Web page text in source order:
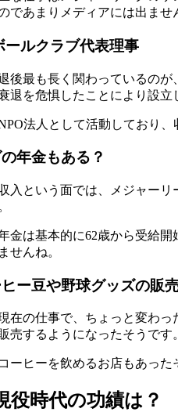
であまりメディアには出ませ
ルクラブ代表理事
後最も長く関わっているの
退を危惧したことにより設
法人として活動しており
年金もある？
入という面では、メジャー
金は基本的に62歳から受給
せんね。
ー豆や野球グッズの販
在の仕事で、ちょっと変わ
売するようになったそうです。
ーヒーを飲めるお店もあっ
役時代の功績は？